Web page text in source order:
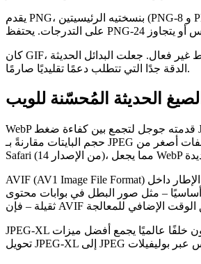
يقدم PNG، بنسختيه الرئيسيتين (PNG‑8 و PNG‑24)، ضغطًا بدون فقد ودعمًا كاملًا للشفافية. يحد PNG‑8 الألوان إلى لوحة 256‑لون، مما يمكن أن يقلل الحجم بشكل كبير للرسومات البسيطة لكنه قد يُنتج تظليلًا
كان GIF، في أيامه الأولى، هو الصيغة الافتراضية للرسوم المتحركة البسيطة، لكنه يعاني من حد 256 لونًا وضغط غير فعال. جعلت البدائل الحديثة GIF غير ضروري لمعظم الأوقات، باستثناء الرسومات منخفضة
الدقة جدًا التي تتطلب دعمًا تقليديًا صارمًا.
WebPقدمته جوجل لتجمع بين كفاءة ضغط JPEG ودعم الشفافية في PNG. باستخدام طريقة الترميز التنبؤية (للضغط الفاقد) أو مخطط بدون فقد يعتمد على ترميز الانتروبي، يمكن لـ WebP تقليص 25‑35 % من
حجم البايتات مقارنةً بـ JPEG مع جودة بصرية مماثلة. إصداره الفاقد يدعم الشفافية، والنسخة الخالية من الفقد غالبًا ما تُنتج ملفات أصغر من PNG. دعم المتصفحات الآن شائع عبر Chrome و Edge و Firefox و
AVIF (AV1 Image File Format) يبني على ضغط الإطار داخل AV1 للفيديو، مُقدِّمًا تقليلًا يصل إلى 50 % في الحجم مقارنةً بـ WebP لنفس الجودة الإدراكية. يدعم HDR، نطاق ألوان واسع، ووضعيات بدون فقد مع
أساسيًا – مثل صور البطل في بوابات محتوى
JPEG‑XL